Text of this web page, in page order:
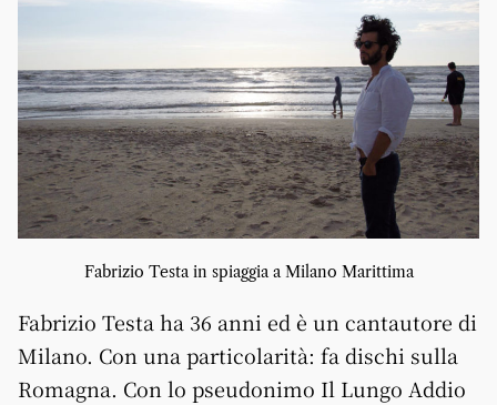
Fabrizio Testa in spiaggia a Milano Marittima
Fabrizio Testa ha 36 anni ed è un cantautore di
Milano. Con una particolarità: fa dischi sulla
Romagna. Con lo pseudonimo Il Lungo Addio